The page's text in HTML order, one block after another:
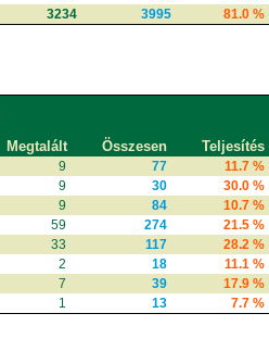
3234 3995 81.0 %
Megtalált Összesen Teljesítés
9 77
11.7 %
9 30
30.0 %
9 84
10.7 %
59 274
21.5 %
33 117
28.2 %
2 18
11.1 %
7 39
17.9 %
1 13 7.7 %